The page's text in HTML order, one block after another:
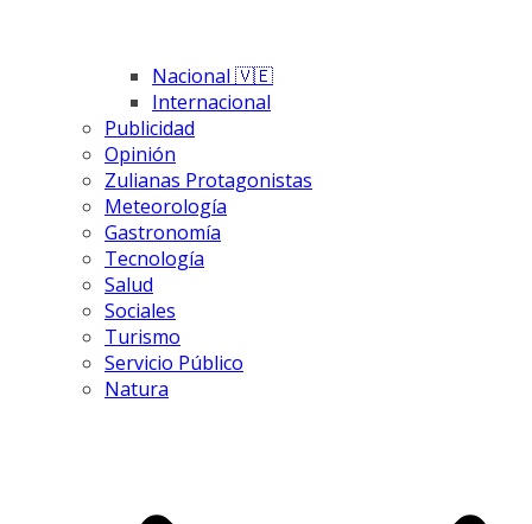
Nacional 🇻🇪
Internacional
Publicidad
Opinión
Zulianas Protagonistas
Meteorología
Gastronomía
Tecnología
Salud
Sociales
Turismo
Servicio Público
Natura